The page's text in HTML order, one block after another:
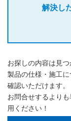
解決し
お探しの内容は見
製品の仕様・施工
確認いただけます。
お問合せするより
用ください！